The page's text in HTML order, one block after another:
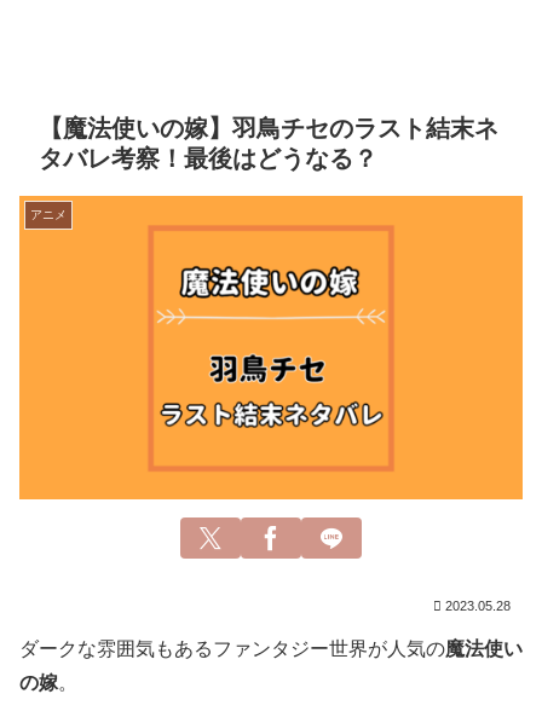
【魔法使いの嫁】羽鳥チセのラスト結末ネ
タバレ考察！最後はどうなる？
アニメ
2023.05.28
ダークな雰囲気もあるファンタジー世界が人気の魔法使い
の嫁。